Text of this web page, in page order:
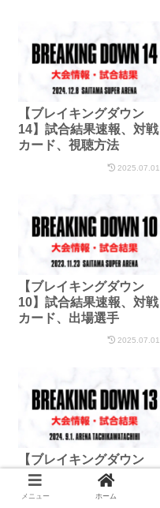
【ブレイキングダウン
14】試合結果速報、対戦
カード、視聴方法
2025.07.01
【ブレイキングダウン
10】試合結果速報、対戦
カード、出場選手
2025.07.01
【ブレイキングダウン
13】試合結果速報、対戦
カード、視聴方法
メニュー ホーム